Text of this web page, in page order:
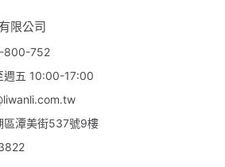
限公司
800-752
週五 10:00-17:00
區潭美街537號9樓